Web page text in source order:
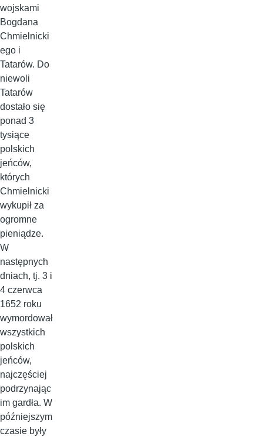
wojskami
Bogdana
Chmielnicki
ego i
Tatarów. Do
niewoli
Tatarów
dostało się
ponad 3
tysiące
polskich
jeńców,
których
Chmielnicki
wykupił za
ogromne
pieniądze.
W
następnych
dniach, tj. 3 i
4 czerwca
1652 roku
wymordował
wszystkich
polskich
jeńców,
najczęściej
podrzynając
im gardła. W
późniejszym
czasie były